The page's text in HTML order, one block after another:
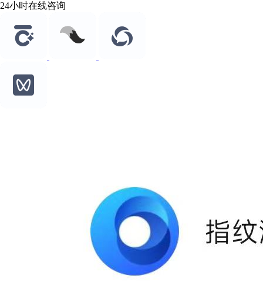
24小时在线咨询